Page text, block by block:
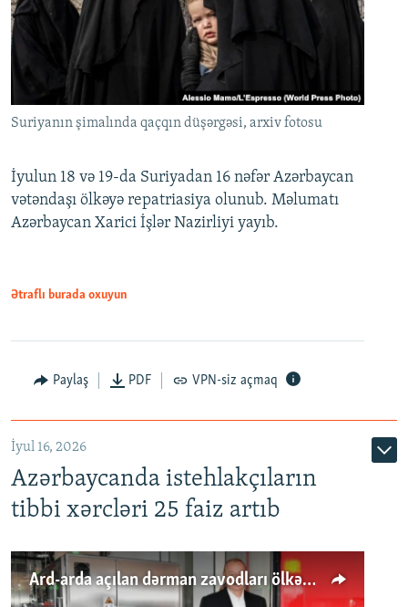
Suriyanın şimalında qaçqın düşərgəsi, arxiv fotosu
İyulun 18 və 19-da Suriyadan 16 nəfər Azərbaycan
vətəndaşı ölkəyə repatriasiya olunub. Məlumatı
Azərbaycan Xarici İşlər Nazirliyi yayıb.
Ətraflı burada oxuyun
Paylaş PDF VPN-siz açmaq
İyul 16, 2026
Azərbaycanda istehlakçıların
tibbi xərcləri 25 faiz artıb
Ard-arda açılan dərman zavodları ölkənin tələbatını ödəyirmi?